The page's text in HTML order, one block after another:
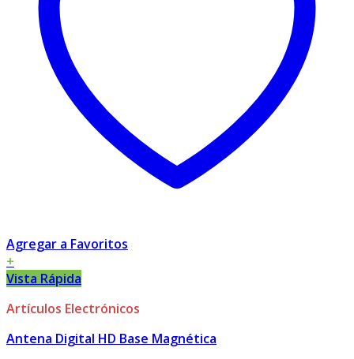
Agregar a Favoritos
+
Vista Rápida
Artículos Electrónicos
Antena Digital HD Base Magnética